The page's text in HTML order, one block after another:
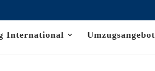
International Umzugsangebot